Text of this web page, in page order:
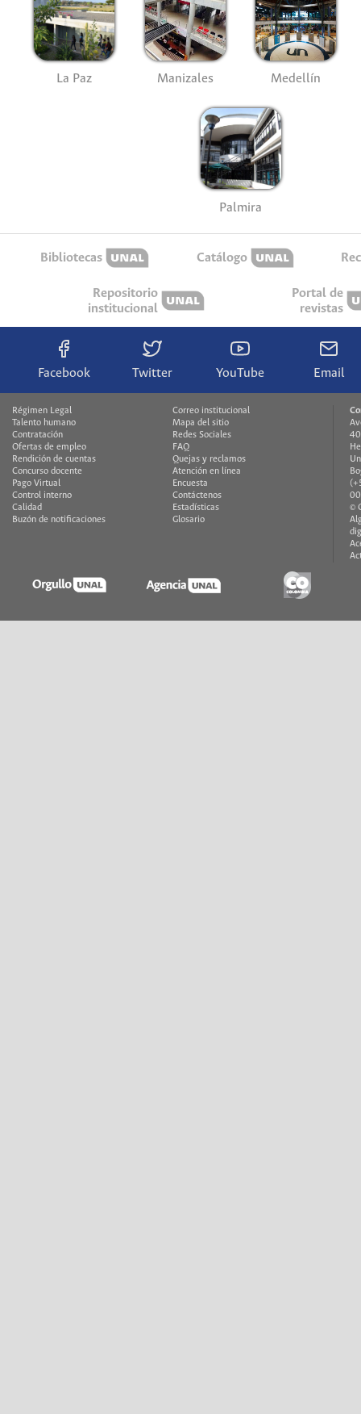
La Paz Manizales Medellín
Palmira
Bibliotecas Catálogo
Repositorio
institucional
Portal de
revistas
Facebook Twitter YouTube Email
Régimen Legal
Talento humano
Contratación
Ofertas de empleo
Rendición de cuentas
Concurso docente
Pago Virtual
Control interno
Calidad
Buzón de notificaciones
Correo institucional
Mapa del sitio
Redes Sociales
FAQ
Quejas y reclamos
Atención en línea
Encuesta
Contáctenos
Estadísticas
Glosario
©